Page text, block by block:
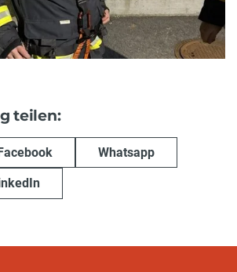
teilen:
Whatsapp